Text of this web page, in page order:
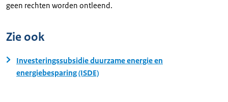
geen rechten worden ontleend.
Zie ook
Investeringssubsidie duurzame energie en
energiebesparing (ISDE)